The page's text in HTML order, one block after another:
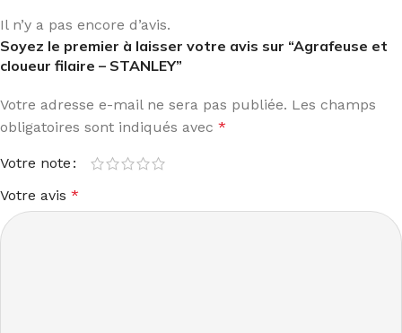
Il n’y a pas encore d’avis.
Soyez le premier à laisser votre avis sur “Agrafeuse et
cloueur filaire – STANLEY”
Votre adresse e-mail ne sera pas publiée. Les champs
obligatoires sont indiqués avec *
Votre note
Votre avis *